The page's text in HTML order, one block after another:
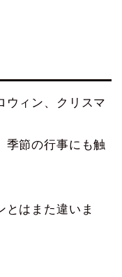
ウィン、クリスマ
季節の行事にも触
とはまた違いま